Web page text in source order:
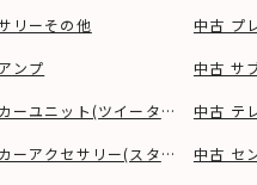
リーその他
ンプ
ーユニット(ツイーター、ウーフ
ーアクセサリー(スタンド等)
中古 プ
中古 サ
中古 テ
中古 セ